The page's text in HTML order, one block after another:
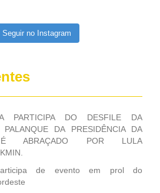
Seguir no Instagram
PARTICIPA DO DESFILE DA
PALANQUE DA PRESIDÊNCIA DA
ABRAÇADO POR LULA
de evento em prol do